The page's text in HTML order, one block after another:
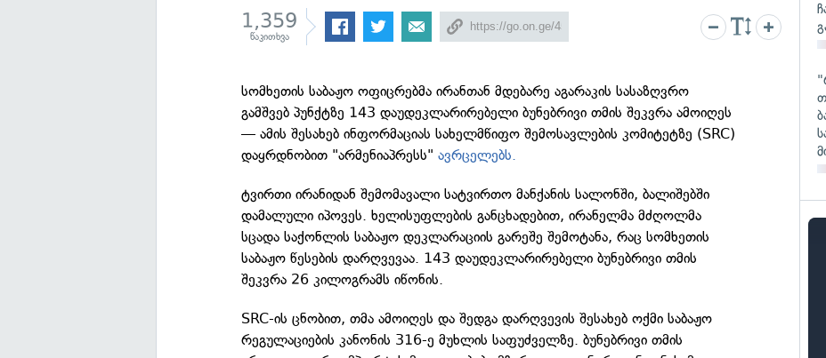
1,359
წაკითხვა
სომხეთის საბაჟო ოფიცრებმა ირანთან მდებარე აგარაკის სასაზღვრო
გამშვებ პუნქტზე 143 დაუდეკლარირებელი ბუნებრივი თმის შეკვრა ამოიღეს
— ამის შესახებ ინფორმაციას სახელმწიფო შემოსავლების კომიტეტზე (SRC)
დაყრდნობით "არმენიაპრესს" ავრცელებს.
ტვირთი ირანიდან შემომავალი სატვირთო მანქანის სალონში, ბალიშებში
დამალული იპოვეს. ხელისუფლების განცხადებით, ირანელმა მძღოლმა
სცადა საქონლის საბაჟო დეკლარაციის გარეშე შემოტანა, რაც სომხეთის
საბაჟო წესების დარღვევაა. 143 დაუდეკლარირებელი ბუნებრივი თმის
შეკვრა 26 კილოგრამს იწონის.
SRC-ის ცნობით, თმა ამოიღეს და შედგა დარღვევის შესახებ ოქმი საბაჟო
რეგულაციების კანონის 316-ე მუხლის საფუძველზე. ბუნებრივი თმის